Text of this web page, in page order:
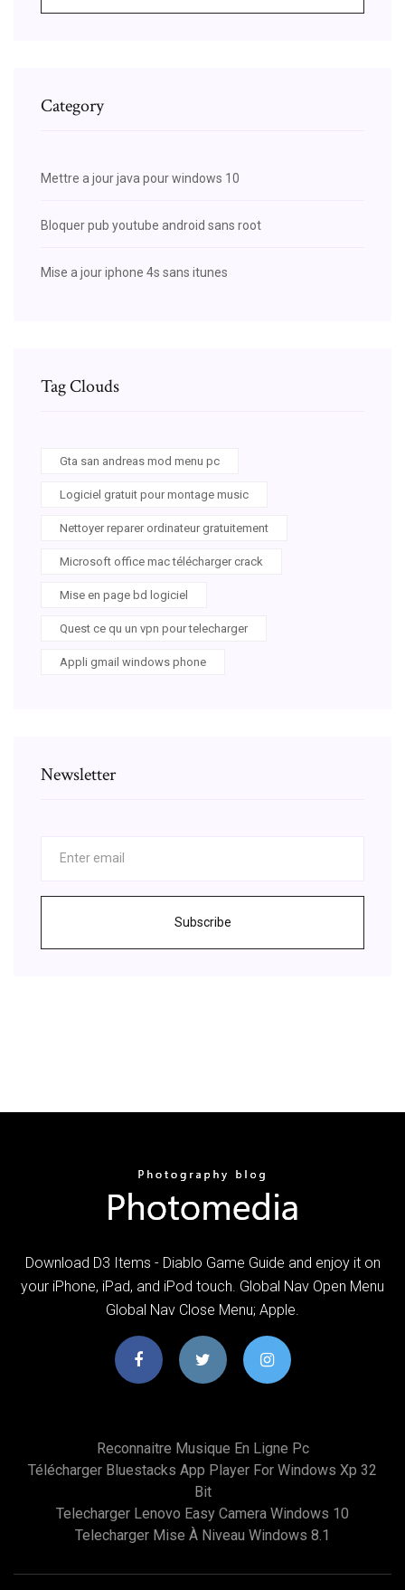
Category
Mettre a jour java pour windows 10
Bloquer pub youtube android sans root
Mise a jour iphone 4s sans itunes
Tag Clouds
Gta san andreas mod menu pc
Logiciel gratuit pour montage music
Nettoyer reparer ordinateur gratuitement
Microsoft office mac télécharger crack
Mise en page bd logiciel
Quest ce qu un vpn pour telecharger
Appli gmail windows phone
Newsletter
Subscribe
Download D3 Items - Diablo Game Guide and enjoy it on
your iPhone, iPad, and iPod touch. Global Nav Open Menu
Global Nav Close Menu; Apple.
Reconnaitre Musique En Ligne Pc
Télécharger Bluestacks App Player For Windows Xp 32
Bit
Telecharger Lenovo Easy Camera Windows 10
Telecharger Mise À Niveau Windows 8.1